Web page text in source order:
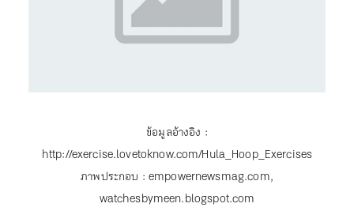
ข้อมูลอ้างอิง :
http://exercise.lovetoknow.com/Hula_Hoop_Exercises
ภาพประกอบ : empowernewsmag.com,
watchesbymeen.blogspot.com